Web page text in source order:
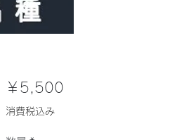
￥5,500価
消費税込み